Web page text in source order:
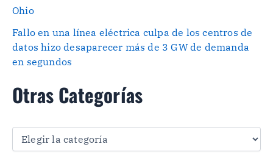
Ohio
Fallo en una línea eléctrica culpa de los centros de
datos hizo desaparecer más de 3 GW de demanda
en segundos
Otras Categorías
O